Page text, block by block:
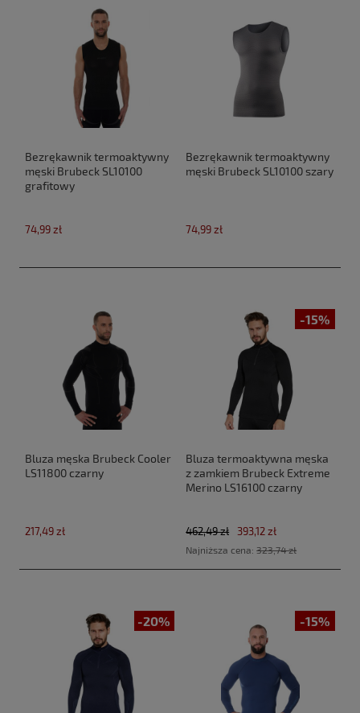
Bezrękawnik termoaktywny
męski Brubeck SL10100
grafitowy
74,99 zł
Bezrękawnik termoaktywny
męski Brubeck SL10100 szary
74,99 zł
Bluza męska Brubeck Cooler
LS11800 czarny
217,49 zł
-15%
Bluza termoaktywna męska
z zamkiem Brubeck Extreme
Merino LS16100 czarny
393,12 zł
462,49 zł
Najniższa cena:323,74 zł
-20% -15%